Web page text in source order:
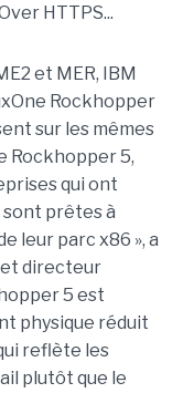
HTTPS...
et MER, IBM
Rockhopper
sur les mêmes
Rockhopper 5,
qui ont
sont prêtes à
leur parc x86 », a
et directeur
5 est
physique réduit
reflète les
plutôt que le